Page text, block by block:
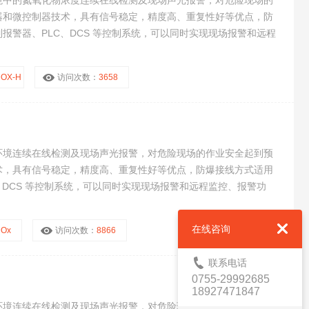
微控制器技术，具有信号稳定，精度高、重复性好等优点，防
警器、PLC、DCS 等控制系统，可以同时实现现场报警和远程
H 访问次数：3658
连续在线检测及现场声光报警，对危险现场的作业安全起到预
具有信号稳定，精度高、重复性好等优点，防爆接线方式适用
等控制系统，可以同时实现现场报警和远程监控、报警功
访问次数：8866
连续在线检测及现场声光报警，对危险现场的作业安全起到预
在线咨询
联系电话
0755-29992685
18927471847